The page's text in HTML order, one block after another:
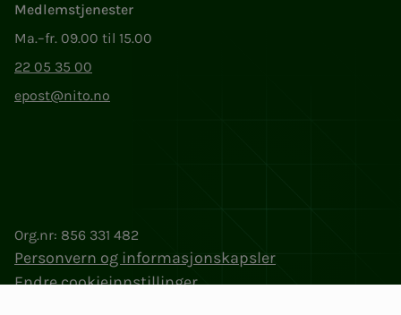
Medlemstjenester
Ma.–fr. 09.00 til 15.00
22 05 35 00
epost@nito.no
Org.nr: 856 331 482
Personvern og informasjonskapsler
Endre cookieinnstillinger